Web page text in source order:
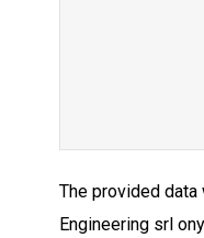
The provided
Engineering srl